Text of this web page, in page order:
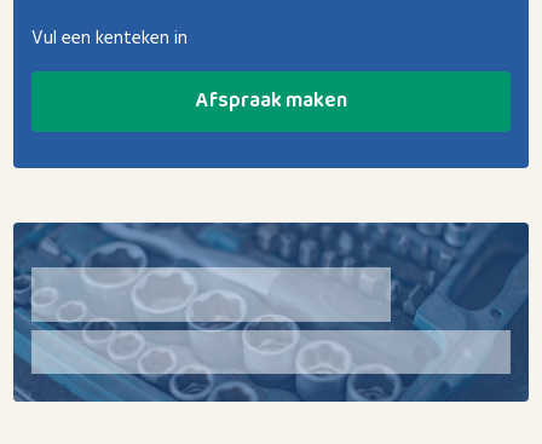
Vul een kenteken in
Afspraak maken